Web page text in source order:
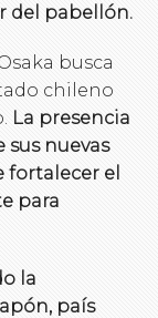
del pabellón.
busca
chileno
La presencia
nuevas
fortalecer el
para
la
país